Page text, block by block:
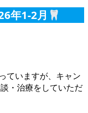
年1-2月
ていますが、キャン
・治療をしていただ